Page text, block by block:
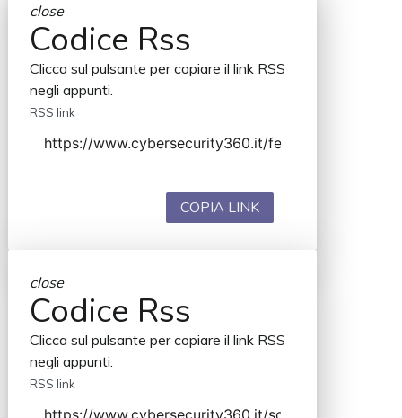
close
Codice Rss
Clicca sul pulsante per copiare il link RSS
negli appunti.
RSS link
COPIA LINK
close
Codice Rss
Clicca sul pulsante per copiare il link RSS
negli appunti.
RSS link